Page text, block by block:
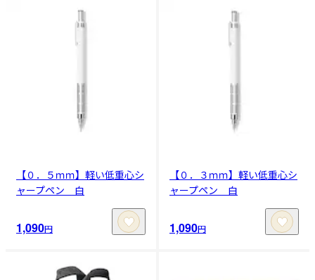
【０．５ｍｍ】軽い低重心シ
ャープペン 白
1,090円
【０．３ｍｍ】軽い低重心シ
ャープペン 白
1,090円